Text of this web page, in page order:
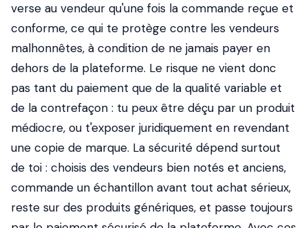
verse au vendeur qu'une fois la commande reçue et
conforme, ce qui te protège contre les vendeurs
malhonnêtes, à condition de ne jamais payer en
dehors de la plateforme. Le risque ne vient donc
pas tant du paiement que de la qualité variable et
de la contrefaçon : tu peux être déçu par un produit
médiocre, ou t'exposer juridiquement en revendant
une copie de marque. La sécurité dépend surtout
de toi : choisis des vendeurs bien notés et anciens,
commande un échantillon avant tout achat sérieux,
reste sur des produits génériques, et passe toujours